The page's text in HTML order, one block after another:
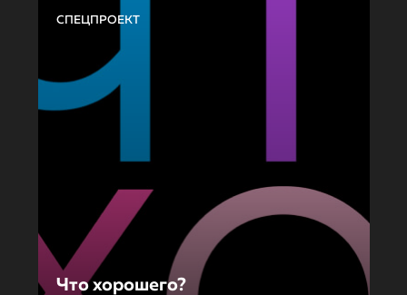
СПЕЦПРОЕКТ
Что хорошего?